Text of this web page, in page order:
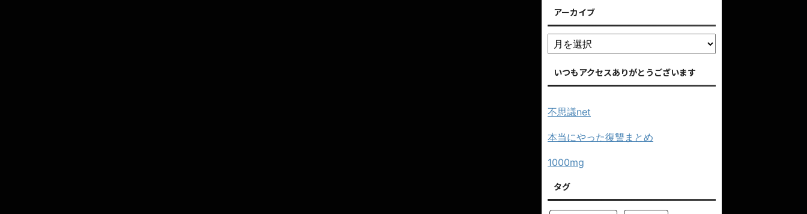
アーカイブ
いつもアクセスありがとうございます
不思議net
本当にやった復讐まとめ
1000mg
タグ